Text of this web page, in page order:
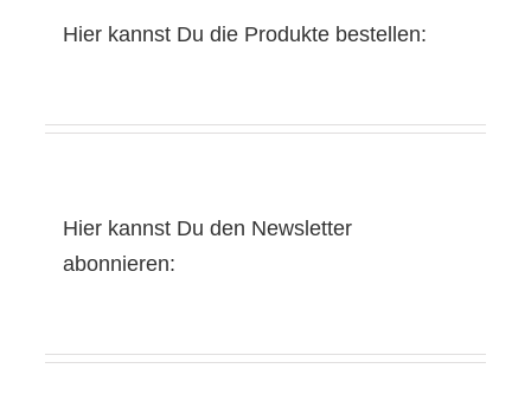
Hier kannst Du die Produkte bestellen:
Hier kannst Du den Newsletter
abonnieren: